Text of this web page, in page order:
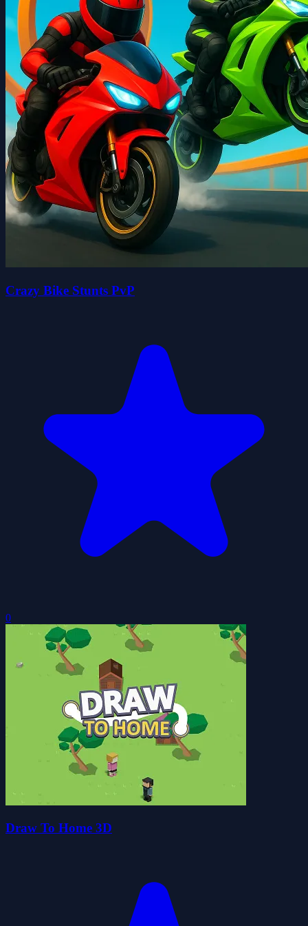
Crazy Bike Stunts PvP
0
Draw To Home 3D